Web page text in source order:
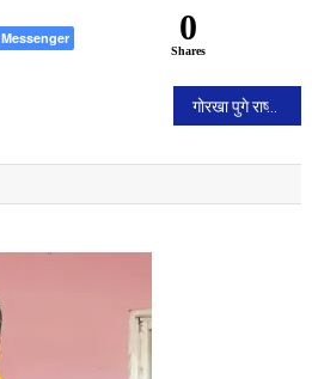
Messenger 0
Shares
गोरखा पुगे राष्ट्रपति पौडेल